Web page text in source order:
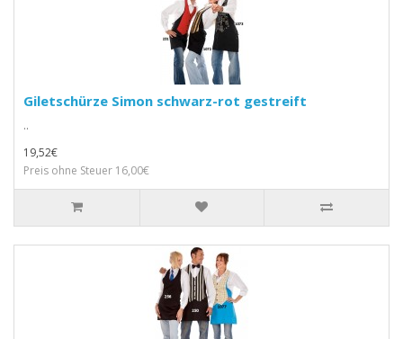
Giletschürze Simon schwarz-rot gestreift
..
19,52€
Preis ohne Steuer 16,00€